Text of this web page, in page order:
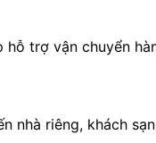
trợ vận chuyển
nhà riêng, khách